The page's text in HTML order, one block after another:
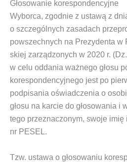
Głosowanie korespondencyjne
Wybor­ca, zgod­nie z usta­wą z
o szcze­gól­nych zasa­dach
powszech­nych na Pre­zy­den­ta
skiej zarzą­dzo­nych w 2020 r.
w celu odda­nia waż­ne­go gło­su
kore­spon­den­cyj­ne­go jest po
pod­pi­sa­nia oświad­cze­nia o
gło­su na kar­cie do gło­so­wa­nia i
tego prze­zna­czo­nym, swo­je imię
nr PESEL.
Tzw. usta­wa o gło­so­wa­niu